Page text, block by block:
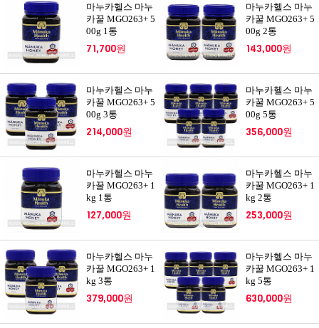
마누카헬스 마누
카꿀 MGO263+ 5
00g 1통
71,700원
마누카헬스 마누
카꿀 MGO263+ 5
00g 2통
143,000원
마누카헬스 마누
카꿀 MGO263+ 5
00g 3통
214,000원
마누카헬스 마누
카꿀 MGO263+ 5
00g 5통
356,000원
마누카헬스 마누
카꿀 MGO263+ 1
kg 1통
127,000원
마누카헬스 마누
카꿀 MGO263+ 1
kg 2통
253,000원
마누카헬스 마누
카꿀 MGO263+ 1
kg 3통
379,000원
마누카헬스 마누
카꿀 MGO263+ 1
kg 5통
630,000원